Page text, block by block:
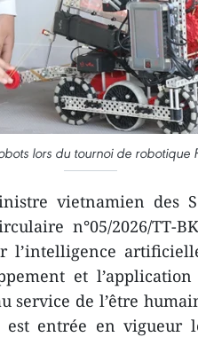
lors du tournoi de robotique
vietnamien des
n°05/2026/TT-
l’intelligence
et
service de l’être
est entrée en vigueur